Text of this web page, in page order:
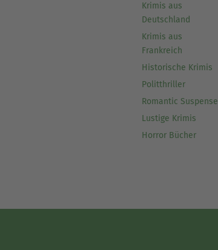
Krimis aus
Deutschland
Krimis aus
Frankreich
Historische Krimis
Politthriller
Romantic Suspense
Lustige Krimis
Horror Bücher